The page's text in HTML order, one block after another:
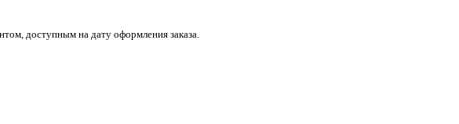
доступным на дату оформления заказа.